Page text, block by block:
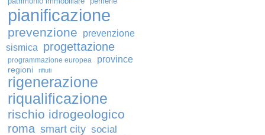
pianificazione
prevenzione
prevenzione
sismica
progettazione
programmazione europea province
regioni rifiuti
rigenerazione
riqualificazione
rischio idrogeologico
roma smart city social